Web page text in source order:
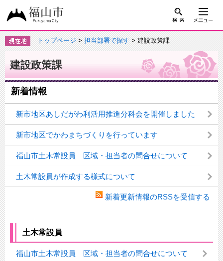
トップページ>担当部署で探す> 建設政策課
建設政策課
新着情報
新市地区あしだがわ利活用推進分科会を開催しました
新市地区でかわまちづくりを行っています
福山市土木常設員 区域・担当者の問合せについて
土木常設員が作成する様式について
新着更新情報のRSSを受信する
土木常設員
福山市土木常設員 区域・担当者の問合せについて